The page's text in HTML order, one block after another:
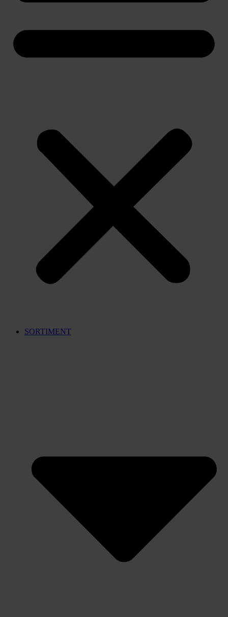
SORTIMENT